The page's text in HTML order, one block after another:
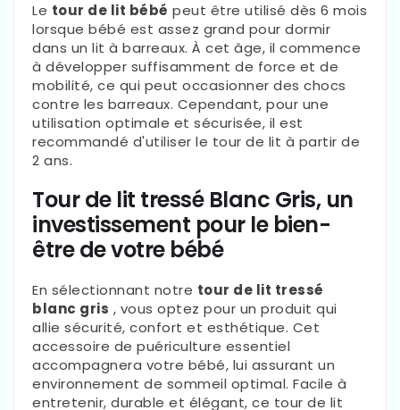
Le tour de lit bébé peut être utilisé dès 6 mois
lorsque bébé est assez grand pour dormir
dans un lit à barreaux. À cet âge, il commence
à développer suffisamment de force et de
mobilité, ce qui peut occasionner des chocs
contre les barreaux. Cependant, pour une
utilisation optimale et sécurisée, il est
recommandé d'utiliser le tour de lit à partir de
2 ans.
Tour de lit tressé Blanc Gris, un
investissement pour le bien-
être de votre bébé
En sélectionnant notre tour de lit tressé
blanc gris , vous optez pour un produit qui
allie sécurité, confort et esthétique. Cet
accessoire de puériculture essentiel
accompagnera votre bébé, lui assurant un
environnement de sommeil optimal. Facile à
entretenir, durable et élégant, ce tour de lit